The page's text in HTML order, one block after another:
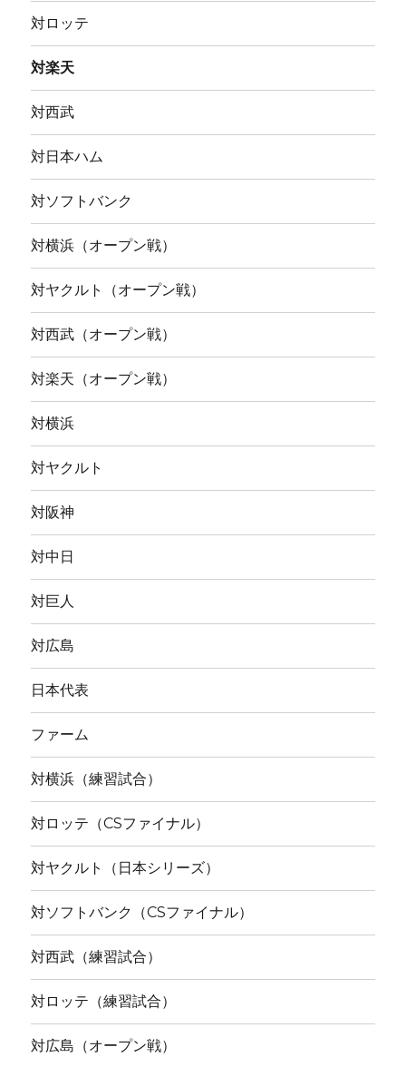
対ロッテ
対楽天
対西武
対日本ハム
対ソフトバンク
対横浜（オープン戦）
対ヤクルト（オープン戦）
対西武（オープン戦）
対楽天（オープン戦）
対横浜
対ヤクルト
対阪神
対中日
対巨人
対広島
日本代表
ファーム
対横浜（練習試合）
対ロッテ（CSファイナル）
対ヤクルト（日本シリーズ）
対ソフトバンク（CSファイナル）
対西武（練習試合）
対ロッテ（練習試合）
対広島（オープン戦）